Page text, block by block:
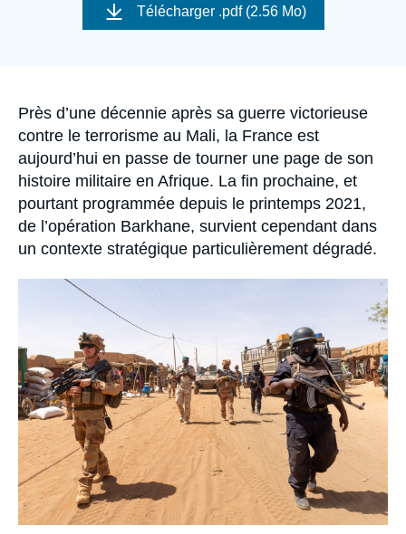
couverture
Télécharger .pdf (2.56 Mo)
Accroche
Près d’une décennie après sa guerre victorieuse
contre le terrorisme au Mali, la France est
aujourd’hui en passe de tourner une page de son
histoire militaire en Afrique. La fin prochaine, et
pourtant programmée depuis le printemps 2021,
de l’opération Barkhane, survient cependant dans
un contexte stratégique particulièrement dégradé.